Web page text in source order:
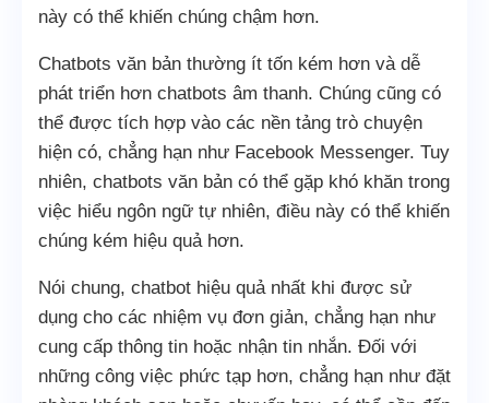
này có thể khiến chúng chậm hơn.
Chatbots văn bản thường ít tốn kém hơn và dễ
phát triển hơn chatbots âm thanh. Chúng cũng có
thể được tích hợp vào các nền tảng trò chuyện
hiện có, chẳng hạn như Facebook Messenger. Tuy
nhiên, chatbots văn bản có thể gặp khó khăn trong
việc hiểu ngôn ngữ tự nhiên, điều này có thể khiến
chúng kém hiệu quả hơn.
Nói chung, chatbot hiệu quả nhất khi được sử
dụng cho các nhiệm vụ đơn giản, chẳng hạn như
cung cấp thông tin hoặc nhận tin nhắn. Đối với
những công việc phức tạp hơn, chẳng hạn như đặt